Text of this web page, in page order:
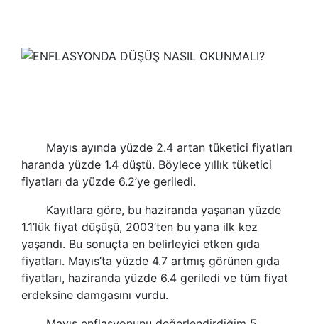
Mayıs ayında yüzde 2.4 artan tüketici fiyatları
haranda yüzde 1.4 düştü. Böylece yıllık tüketici
fiyatları da yüzde 6.2’ye geriledi.
Kayıtlara göre, bu haziranda yaşanan yüzde
1.1’lük fiyat düşüşü, 2003’ten bu yana ilk kez
yaşandı. Bu sonuçta en belirleyici etken gıda
fiyatları. Mayıs’ta yüzde 4.7 artmış görünen gıda
fiyatları, haziranda yüzde 6.4 geriledi ve tüm fiyat
erdeksine damgasını vurdu.